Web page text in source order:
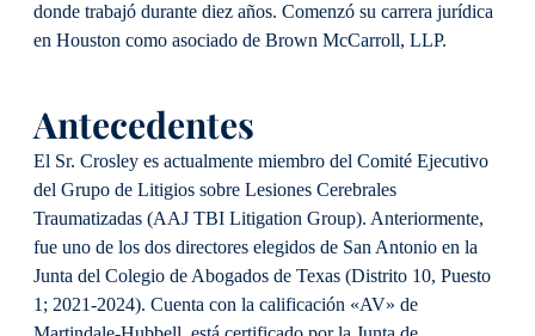
donde trabajó durante diez años. Comenzó su carrera jurídica
en Houston como asociado de Brown McCarroll, LLP.
Antecedentes
El Sr. Crosley es actualmente miembro del Comité Ejecutivo
del Grupo de Litigios sobre Lesiones Cerebrales
Traumatizadas (AAJ TBI Litigation Group). Anteriormente,
fue uno de los dos directores elegidos de San Antonio en la
Junta del Colegio de Abogados de Texas (Distrito 10, Puesto
1; 2021-2024). Cuenta con la calificación «AV» de